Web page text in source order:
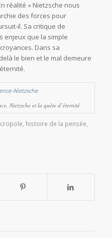
réalité « Nietzsche nous
des forces pour
il. Sa critique de
enjeux que la simple
Dans sa
le bien et le mal demeure
Nietzsche et la quête d’éternité
histoire de la pensée